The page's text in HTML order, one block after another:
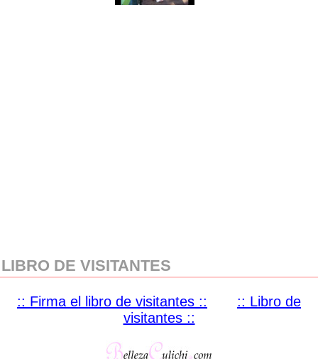
LIBRO DE VISITANTES
:: Firma el libro de visitantes ::
:: Libro de
visitantes ::